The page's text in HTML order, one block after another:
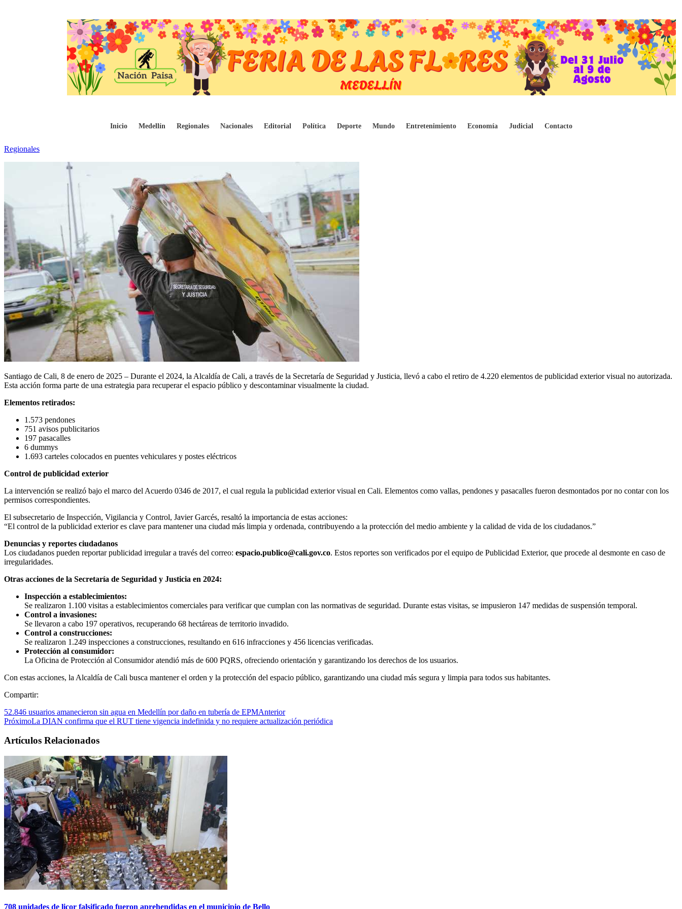
Inicio Medellín Regionales Nacionales Editorial Política Deporte Mundo Entretenimiento Economía Judicial Contacto
Barrida contra la publicidad irregular en Cali
Regionales
Santiago de Cali, 8 de enero de 2025 – Durante el 2024, la Alcaldía de Cali, a través de la Secretaría de Seguridad y Justicia, llevó a cabo el retiro de 4.220 elementos de publicidad exterior visual no autorizada.
Esta acción forma parte de una estrategia para recuperar el espacio público y descontaminar visualmente la ciudad.
Elementos retirados:
1.573 pendones
751 avisos publicitarios
197 pasacalles
6 dummys
1.693 carteles colocados en puentes vehiculares y postes eléctricos
Control de publicidad exterior
La intervención se realizó bajo el marco del Acuerdo 0346 de 2017, el cual regula la publicidad exterior visual en Cali. Elementos como vallas, pendones y pasacalles fueron desmontados por no contar con los
permisos correspondientes.
El subsecretario de Inspección, Vigilancia y Control, Javier Garcés, resaltó la importancia de estas acciones:
“El control de la publicidad exterior es clave para mantener una ciudad más limpia y ordenada, contribuyendo a la protección del medio ambiente y la calidad de vida de los ciudadanos.”
Denuncias y reportes ciudadanos
Los ciudadanos pueden reportar publicidad irregular a través del correo: espacio.publico@cali.gov.co. Estos reportes son verificados por el equipo de Publicidad Exterior, que procede al desmonte en caso de
irregularidades.
Otras acciones de la Secretaría de Seguridad y Justicia en 2024:
Inspección a establecimientos:
Se realizaron 1.100 visitas a establecimientos comerciales para verificar que cumplan con las normativas de seguridad. Durante estas visitas, se impusieron 147 medidas de suspensión temporal.
Control a invasiones:
Se llevaron a cabo 197 operativos, recuperando 68 hectáreas de territorio invadido.
Control a construcciones:
Se realizaron 1.249 inspecciones a construcciones, resultando en 616 infracciones y 456 licencias verificadas.
Protección al consumidor:
La Oficina de Protección al Consumidor atendió más de 600 PQRS, ofreciendo orientación y garantizando los derechos de los usuarios.
Con estas acciones, la Alcaldía de Cali busca mantener el orden y la protección del espacio público, garantizando una ciudad más segura y limpia para todos sus habitantes.
Compartir:
52.846 usuarios amanecieron sin agua en Medellín por daño en tubería de EPMAnterior
PróximoLa DIAN confirma que el RUT tiene vigencia indefinida y no requiere actualización periódica
Artículos Relacionados
708 unidades de licor falsificado fueron aprehendidas en el municipio de Bello